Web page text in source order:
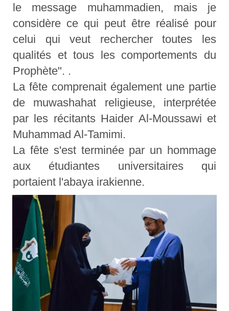
le message muhammadien, mais je
considère ce qui peut être réalisé pour
celui qui veut rechercher toutes les
qualités et tous les comportements du
Prophète". .
La fête comprenait également une partie
de muwashahat religieuse, interprétée
par les récitants Haider Al-Moussawi et
Muhammad Al-Tamimi.
La fête s'est terminée par un hommage
aux étudiantes universitaires qui
portaient l'abaya irakienne.